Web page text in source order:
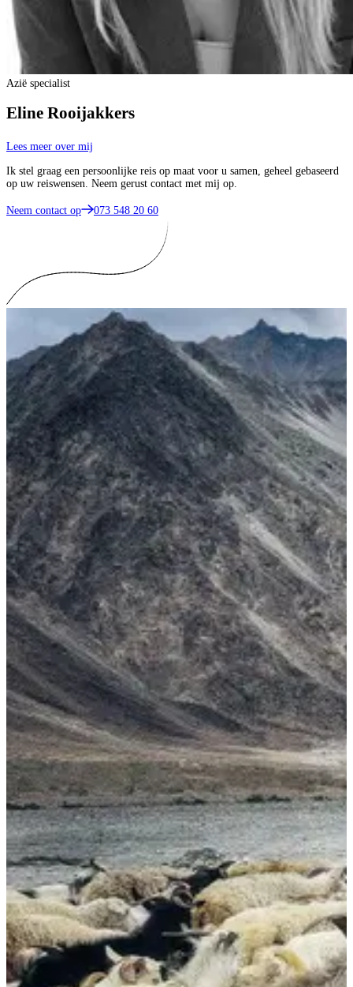
Azië specialist
Eline Rooijakkers
Lees meer over mij
Ik stel graag een persoonlijke reis op maat voor u samen, geheel gebaseerd
op uw reiswensen. Neem gerust contact met mij op.
Neem contact op 073 548 20 60